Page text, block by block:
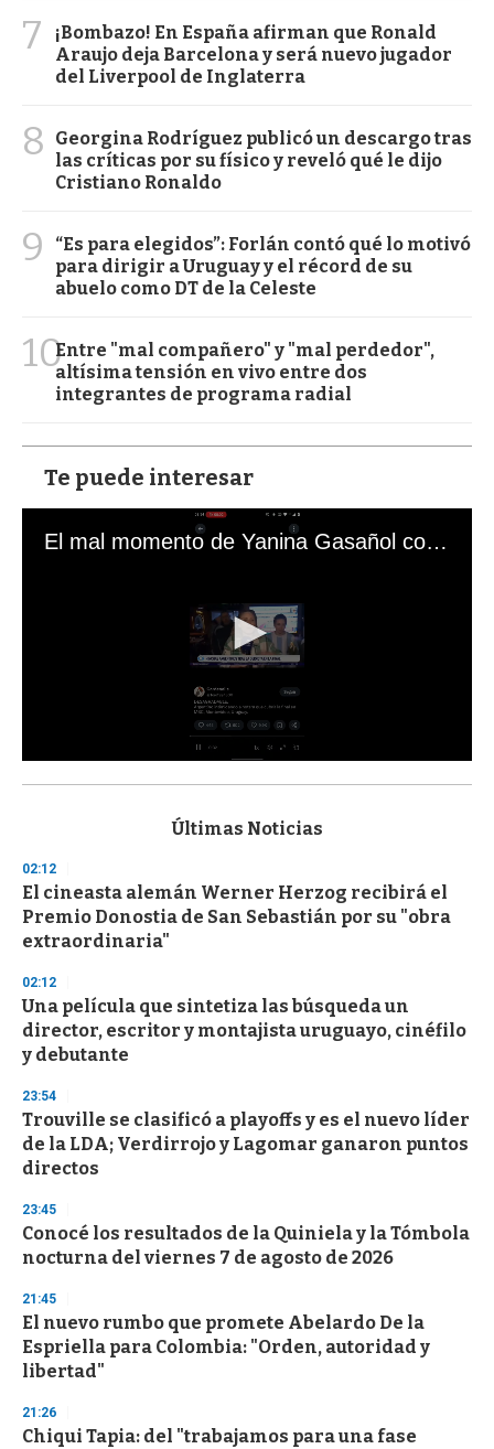
7
¡Bombazo! En España afirman que Ronald
Araujo deja Barcelona y será nuevo jugador
del Liverpool de Inglaterra
8
Georgina Rodríguez publicó un descargo tras
las críticas por su físico y reveló qué le dijo
Cristiano Ronaldo
9
“Es para elegidos”: Forlán contó qué lo motivó
para dirigir a Uruguay y el récord de su
abuelo como DT de la Celeste
10Entre "mal compañero" y "mal perdedor",
altísima tensión en vivo entre dos
integrantes de programa radial
Te puede interesar
El mal momento de Yanina Gasañol con un hincha argentino en "Subrayado"
s
d
s
o
f
3
s
e
c
o
n
d
Últimas Noticias
02:12
El cineasta alemán Werner Herzog recibirá el
Premio Donostia de San Sebastián por su "obra
extraordinaria"
02:12
Una película que sintetiza las búsqueda un
director, escritor y montajista uruguayo, cinéfilo
y debutante
23:54
Trouville se clasificó a playoffs y es el nuevo líder
de la LDA; Verdirrojo y Lagomar ganaron puntos
directos
23:45
Conocé los resultados de la Quiniela y la Tómbola
nocturna del viernes 7 de agosto de 2026
21:45
El nuevo rumbo que promete Abelardo De la
Espriella para Colombia: "Orden, autoridad y
libertad"
21:26
Chiqui Tapia: del "trabajamos para una fase